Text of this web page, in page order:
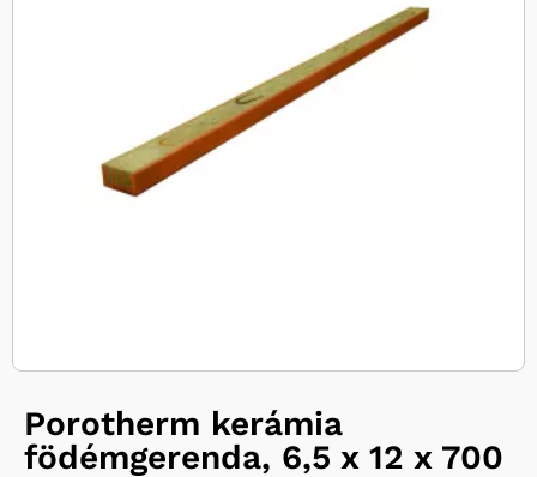
Porotherm kerámia
födémgerenda, 6,5 x 12 x 700